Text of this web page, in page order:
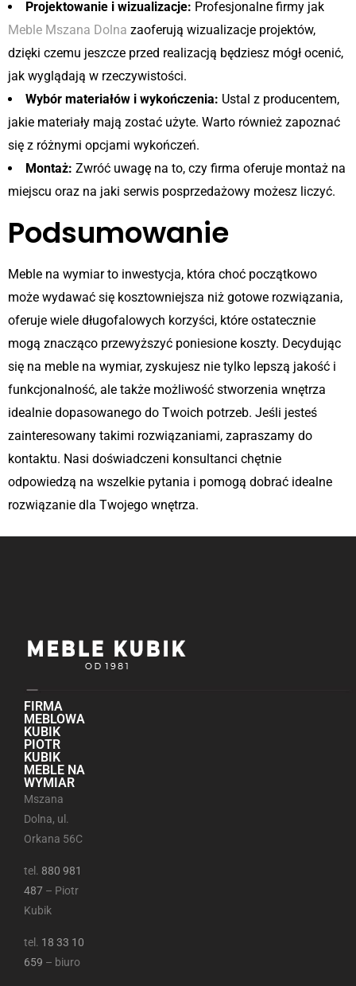
Projektowanie i wizualizacje: Profesjonalne firmy jak
Meble Mszana Dolna zaoferują wizualizacje projektów,
dzięki czemu jeszcze przed realizacją będziesz mógł ocenić,
jak wyglądają w rzeczywistości.
Wybór materiałów i wykończenia: Ustal z producentem,
jakie materiały mają zostać użyte. Warto również zapoznać
się z różnymi opcjami wykończeń.
Montaż: Zwróć uwagę na to, czy firma oferuje montaż na
miejscu oraz na jaki serwis posprzedażowy możesz liczyć.
Podsumowanie
Meble na wymiar to inwestycja, która choć początkowo
może wydawać się kosztowniejsza niż gotowe rozwiązania,
oferuje wiele długofalowych korzyści, które ostatecznie
mogą znacząco przewyższyć poniesione koszty. Decydując
się na meble na wymiar, zyskujesz nie tylko lepszą jakość i
funkcjonalność, ale także możliwość stworzenia wnętrza
idealnie dopasowanego do Twoich potrzeb. Jeśli jesteś
zainteresowany takimi rozwiązaniami, zapraszamy do
kontaktu. Nasi doświadczeni konsultanci chętnie
odpowiedzą na wszelkie pytania i pomogą dobrać idealne
rozwiązanie dla Twojego wnętrza.
FIRMA
MEBLOWA
KUBIK
PIOTR
KUBIK
MEBLE NA
WYMIAR
Mszana
Dolna, ul.
Orkana 56C
tel. 880 981
487 – Piotr
Kubik
tel. 18 33 10
659 – biuro